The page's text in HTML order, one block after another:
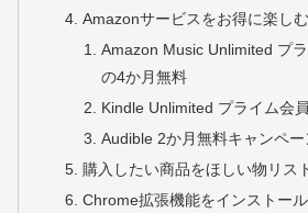
Amazonサービスをお得に楽しむ
Amazon Music Unlimited プ
の4か月無料
Kindle Unlimited プライム会
Audible 2か月無料キャンペー
購入したい商品をほしい物リス
Chrome拡張機能をインストール